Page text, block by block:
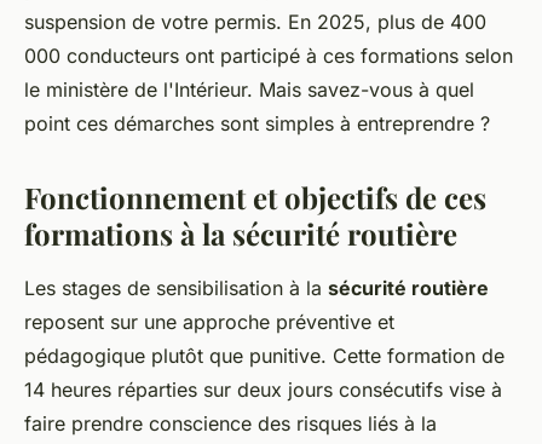
suspension de votre permis. En 2025, plus de 400
000 conducteurs ont participé à ces formations selon
le ministère de l'Intérieur. Mais savez-vous à quel
point ces démarches sont simples à entreprendre ?
Fonctionnement et objectifs de ces
formations à la sécurité routière
Les stages de sensibilisation à la sécurité routière
reposent sur une approche préventive et
pédagogique plutôt que punitive. Cette formation de
14 heures réparties sur deux jours consécutifs vise à
faire prendre conscience des risques liés à la